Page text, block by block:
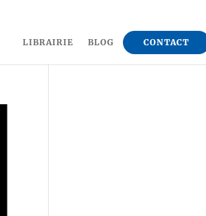
LIBRAIRIE BLOG CONTACT